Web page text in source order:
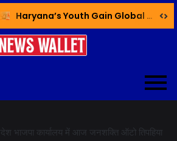
Haryana’s Youth Gain Global Healthcare Career Boost Through New Skilling Partnership
भाजपा कार्यालय में आज जनशक्ति ऑटो तिपहिया